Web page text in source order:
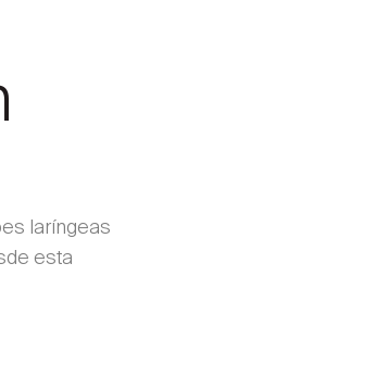
laríngeas
esta